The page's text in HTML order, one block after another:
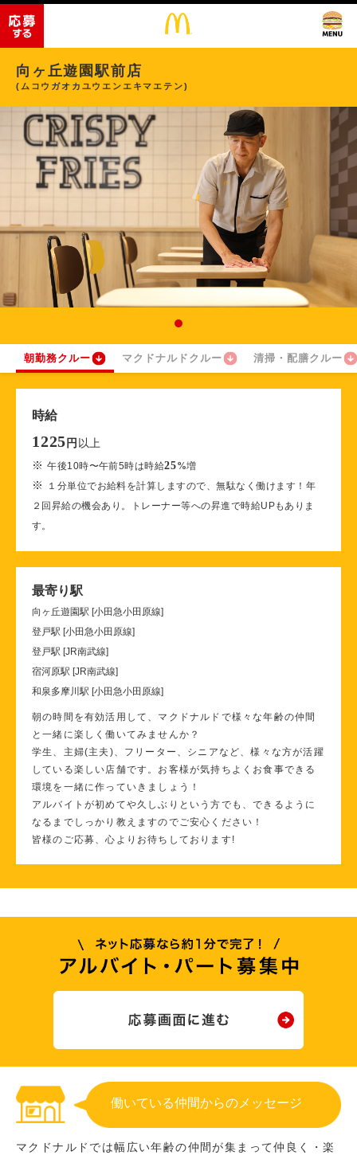
向ヶ丘遊園駅前店
(ムコウガオカユウエンエキマエテン)
朝勤務クルー マクドナルドクルー 清掃・配膳クルー
時給
1225 円 以上
※午後10時〜午前5時は時給25%増
※
１分単位でお給料を計算しますので、無駄なく働けます！年
２回昇給の機会あり。トレーナー等への昇進で時給UPもありま
す。
最寄り駅
向ヶ丘遊園駅 [小田急小田原線]
登戸駅 [小田急小田原線]
登戸駅 [JR南武線]
宿河原駅 [JR南武線]
和泉多摩川駅 [小田急小田原線]
朝の時間を有効活用して、マクドナルドで様々な年齢の仲間
と一緒に楽しく働いてみませんか？
学生、主婦(主夫)、フリーター、シニアなど、様々な方が活躍
している楽しい店舗です。お客様が気持ちよくお食事できる
環境を一緒に作っていきましょう！
アルバイトが初めてや久しぶりという方でも、できるように
なるまでしっかり教えますのでご安心ください！
皆様のご応募、心よりお待ちしております!
働いている仲間からのメッセージ
マクドナルドでは幅広い年齢の仲間が集まって仲良く・楽